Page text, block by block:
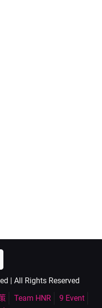
| All Rights Reserved
Team HNR
9 Event